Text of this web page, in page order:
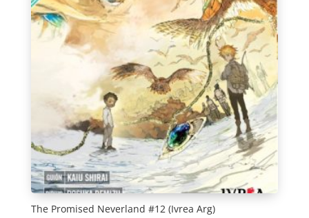
The Promised Neverland #12 (Ivrea Arg)